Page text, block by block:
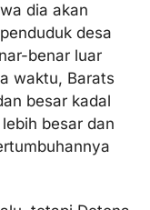
dia akan
desa
benar luar
waktu, Barats
besar kadal
besar dan